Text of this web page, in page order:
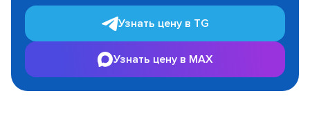
Узнать цену в TG
Узнать цену в MAX